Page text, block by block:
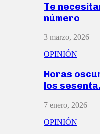
Te
número
3 marzo, 2026
OPINIÓN
Horas
los
7 enero, 2026
OPINIÓN